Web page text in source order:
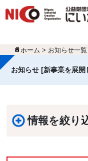
ホーム > お知らせ一覧
お知らせ [新事業を展開
情報を絞り